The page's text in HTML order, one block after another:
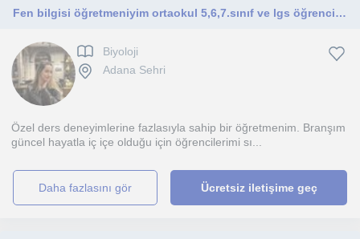
Fen bilgisi öğretmeniyim ortaokul 5,6,7.sınıf ve lgs öğrencilerine yönelik derslerim olacaktır. Feni sevdiren bir öğretmenim.
Biyoloji
Adana Sehri
Özel ders deneyimlerine fazlasıyla sahip bir öğretmenim. Branşım
güncel hayatla iç içe olduğu için öğrencilerimi sı...
daha fazlasını gör Ücretsiz iletişime geç